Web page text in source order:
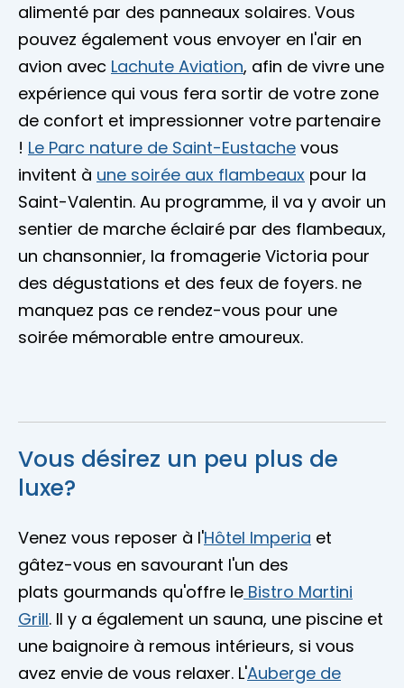
alimenté par des panneaux solaires. Vous
pouvez également vous envoyer en l'air en
avion avec Lachute Aviation, afin de vivre une
expérience qui vous fera sortir de votre zone
de confort et impressionner votre partenaire
! Le Parc nature de Saint-Eustache vous
invitent à une soirée aux flambeaux pour la
Saint-Valentin. Au programme, il va y avoir un
sentier de marche éclairé par des flambeaux,
un chansonnier, la fromagerie Victoria pour
des dégustations et des feux de foyers. ne
manquez pas ce rendez-vous pour une
soirée mémorable entre amoureux.
Vous désirez un peu plus de
luxe?
Venez vous reposer à l'Hôtel Imperia et
gâtez-vous en savourant l'un des
plats gourmands qu'offre le Bistro Martini
Grill. Il y a également un sauna, une piscine et
une baignoire à remous intérieurs, si vous
avez envie de vous relaxer. L'Auberge de